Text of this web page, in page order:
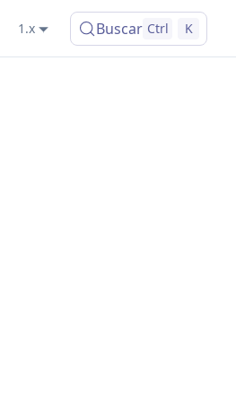
1.x Buscar Ctrl K